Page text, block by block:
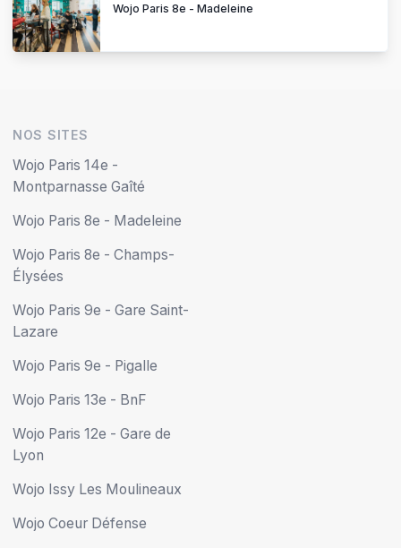
Wojo Paris 8e - Madeleine
NOS SITES
Wojo Paris 14e -
Montparnasse Gaîté
Wojo Paris 8e - Madeleine
Wojo Paris 8e - Champs-
Élysées
Wojo Paris 9e - Gare Saint-
Lazare
Wojo Paris 9e - Pigalle
Wojo Paris 13e - BnF
Wojo Paris 12e - Gare de
Lyon
Wojo Issy Les Moulineaux
Wojo Coeur Défense